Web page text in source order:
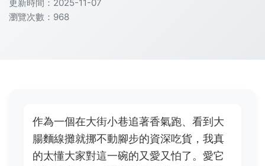
更新時間：2025-11-07
瀏覽次數：968
作為一個在大街小巷追著香氣跑、看到大
腸麵線攤就挪不動腳步的資深吃貨，我真
的太懂大家對這一碗的又愛又怕了。愛它